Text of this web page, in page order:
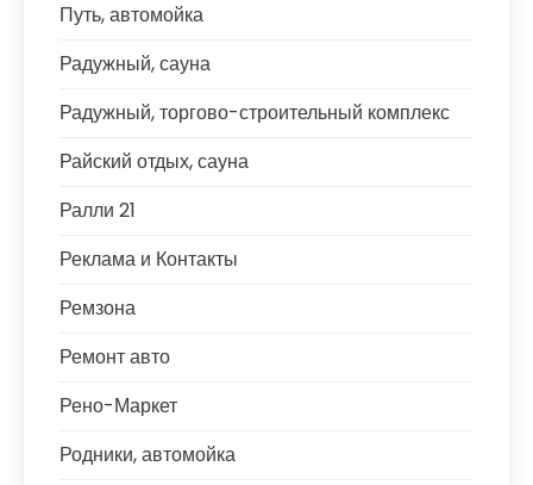
Путь, автомойка
Радужный, сауна
Радужный, торгово-строительный комплекс
Райский отдых, сауна
Ралли 21
Реклама и Контакты
Ремзона
Ремонт авто
Рено-Маркет
Родники, автомойка